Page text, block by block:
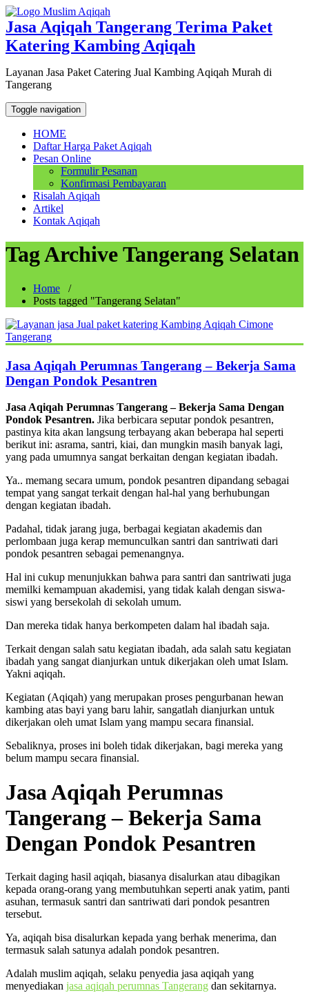
Skip
to
content
Jasa Aqiqah Tangerang Terima Paket
Katering Kambing Aqiqah
Layanan Jasa Paket Catering Jual Kambing Aqiqah Murah di
Tangerang
Toggle navigation
HOME
Daftar Harga Paket Aqiqah
Pesan Online
Formulir Pesanan
Konfirmasi Pembayaran
Risalah Aqiqah
Artikel
Kontak Aqiqah
Tag Archive Tangerang Selatan
Home /
Posts tagged "Tangerang Selatan"
Jasa Aqiqah Perumnas Tangerang – Bekerja Sama
Dengan Pondok Pesantren
Jasa Aqiqah Perumnas Tangerang – Bekerja Sama Dengan
Pondok Pesantren. Jika berbicara seputar pondok pesantren,
pastinya kita akan langsung terbayang akan beberapa hal seperti
berikut ini: asrama, santri, kiai, dan mungkin masih banyak lagi,
yang pada umumnya sangat berkaitan dengan kegiatan ibadah.
Ya.. memang secara umum, pondok pesantren dipandang sebagai
tempat yang sangat terkait dengan hal-hal yang berhubungan
dengan kegiatan ibadah.
Padahal, tidak jarang juga, berbagai kegiatan akademis dan
perlombaan juga kerap memunculkan santri dan santriwati dari
pondok pesantren sebagai pemenangnya.
Hal ini cukup menunjukkan bahwa para santri dan santriwati juga
memilki kemampuan akademisi, yang tidak kalah dengan siswa-
siswi yang bersekolah di sekolah umum.
Dan mereka tidak hanya berkompeten dalam hal ibadah saja.
Terkait dengan salah satu kegiatan ibadah, ada salah satu kegiatan
ibadah yang sangat dianjurkan untuk dikerjakan oleh umat Islam.
Yakni aqiqah.
Kegiatan (Aqiqah) yang merupakan proses pengurbanan hewan
kambing atas bayi yang baru lahir, sangatlah dianjurkan untuk
dikerjakan oleh umat Islam yang mampu secara finansial.
Sebaliknya, proses ini boleh tidak dikerjakan, bagi mereka yang
belum mampu secara finansial.
Jasa Aqiqah Perumnas
Tangerang – Bekerja Sama
Dengan Pondok Pesantren
Terkait daging hasil aqiqah, biasanya disalurkan atau dibagikan
kepada orang-orang yang membutuhkan seperti anak yatim, panti
asuhan, termasuk santri dan santriwati dari pondok pesantren
tersebut.
Ya, aqiqah bisa disalurkan kepada yang berhak menerima, dan
termasuk salah satunya adalah pondok pesantren.
Adalah muslim aqiqah, selaku penyedia jasa aqiqah yang
menyediakan jasa aqiqah perumnas Tangerang dan sekitarnya.